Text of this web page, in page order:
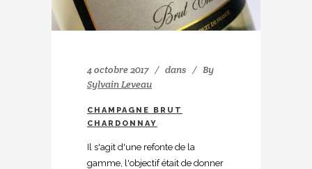
4 octobre 2017 dans
By
Sylvain Leveau
CHAMPAGNE BRUT
CHARDONNAY
Il s'agit d'une refonte de la
gamme, l'objectif était de donner